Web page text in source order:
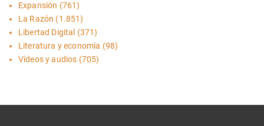
Expansión (761)
La Razón (1.851)
Libertad Digital (371)
Literatura y economía (98)
Vídeos y audios (705)